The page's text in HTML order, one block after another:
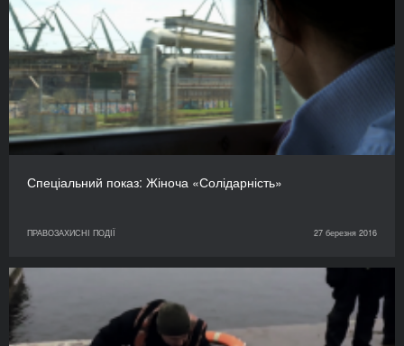
Спеціальний показ: Жіноча «Солідарність»
ПРАВОЗАХИСНІ ПОДІЇ 27 березня 2016